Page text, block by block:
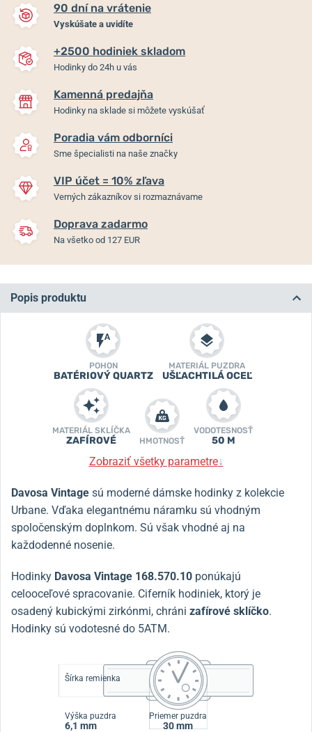
90 dní na vrátenie
Vyskúšate a uvidíte
+2500 hodiniek skladom
Hodinky do 24h u vás
Kamenná predajňa
Hodinky na sklade si môžete vyskúšať
Poradia vám odborníci
Sme špecialisti na naše značky
VIP účet = 10% zľava
Verných zákazníkov si rozmaznávame
Doprava zadarmo
Na všetko od 127 EUR
Popis produktu
POHON
BATÉRIOVÝ QUARTZ
MATERIÁL PUZDRA
UŠĽACHTILÁ OCEĽ
MATERIÁL SKLÍČKA
ZAFÍROVÉ HMOTNOSŤ
VODOTESNOSŤ
50 M
Zobraziť všetky parametre↓
Davosa Vintage sú moderné dámske hodinky z kolekcie
Urbane. Vďaka elegantnému náramku sú vhodným
spoločenským doplnkom. Sú však vhodné aj na
každodenné nosenie.
Hodinky Davosa Vintage 168.570.10 ponúkajú
celooceľové spracovanie. Ciferník hodiniek, ktorý je
osadený kubickými zirkónmi, chráni zafírové sklíčko.
Hodinky sú vodotesné do 5ATM.
Šírka remienka
Výška puzdra
6,1 mm
Priemer puzdra
30 mm